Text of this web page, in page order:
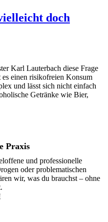
doch
Karl Lauterbach diese Frage
einen risikofreien Konsum
und lässt sich nicht einfach
Getränke wie Bier,
Praxis
und professionelle
oder problematischen
wir, was du brauchst – ohne